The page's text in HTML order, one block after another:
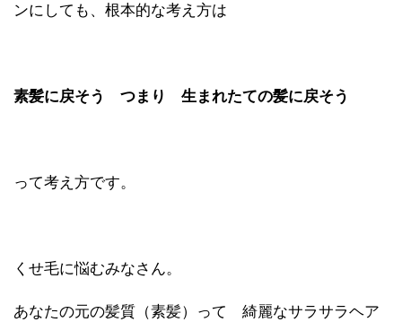
ンにしても、根本的な考え方は
素髪に戻そう つまり 生まれたての髪に戻そう
って考え方です。
くせ毛に悩むみなさん。
あなたの元の髪質（素髪）って 綺麗なサラサラヘア